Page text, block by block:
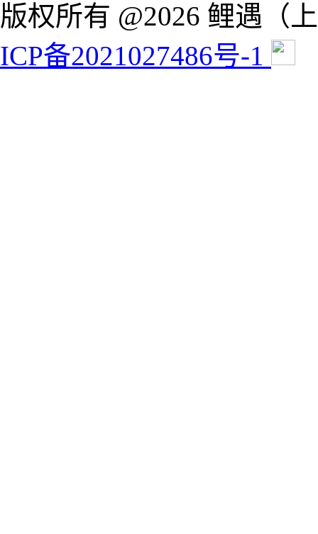
版权所有 @2026 鲤遇（
ICP备2021027486号-1